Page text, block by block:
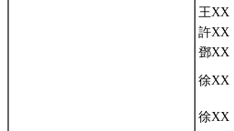
王XX
許XX
鄧XX
徐XX
徐XX